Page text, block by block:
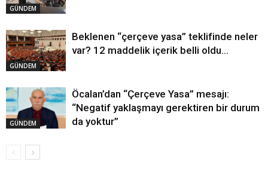
GÜNDEM
GÜNDEM
Beklenen “çerçeve yasa” teklifinde neler
var? 12 maddelik içerik belli oldu…
GÜNDEM
Öcalan’dan “Çerçeve Yasa” mesajı:
“Negatif yaklaşmayı gerektiren bir durum
da yoktur”